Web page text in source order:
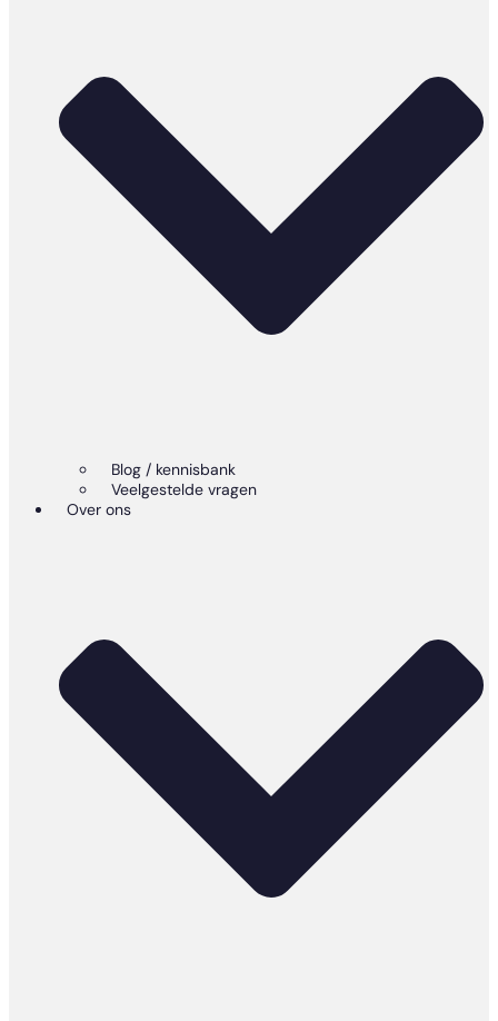
Blog / kennisbank
Veelgestelde vragen
Over ons